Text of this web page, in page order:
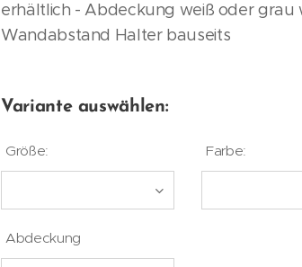
erhältlich - Abdeckung weiß oder grau
Wandabstand Halter bauseits
Variante auswählen:
Größe: Farbe:
Abdeckung